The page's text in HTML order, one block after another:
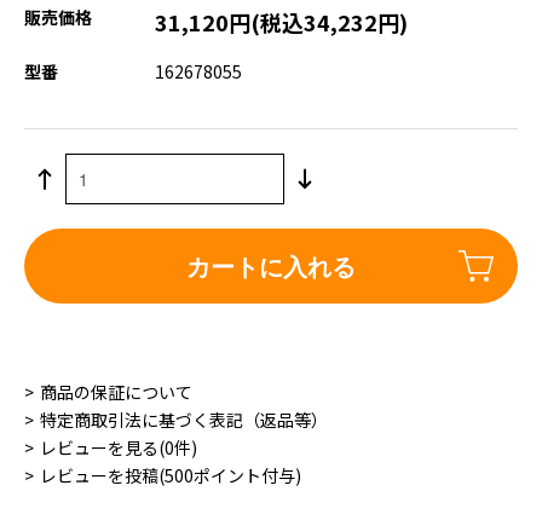
販売価格 31,120円(税込34,232円)
型番 162678055
カートに入れる
商品の保証について
特定商取引法に基づく表記（返品等）
レビューを見る(0件)
レビューを投稿(500ポイント付与)